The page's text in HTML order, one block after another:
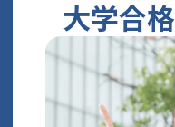
大学合